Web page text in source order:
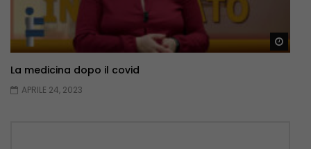
La medicina dopo il covid
APRILE 24, 2023